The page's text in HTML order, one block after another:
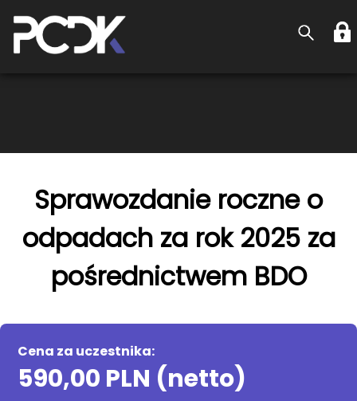
Sprawozdanie roczne o
odpadach za rok 2025 za
pośrednictwem BDO
Cena za uczestnika:
590,00 PLN (netto)